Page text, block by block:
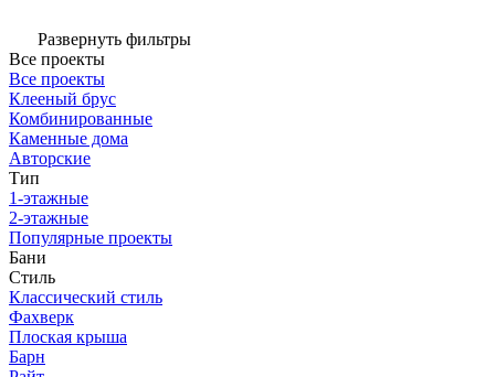
Развернуть фильтры
Все проекты
Все проекты
Клееный брус
Комбинированные
Каменные дома
Авторские
Тип
1-этажные
2-этажные
Популярные проекты
Бани
Стиль
Классический стиль
Фахверк
Плоская крыша
Барн